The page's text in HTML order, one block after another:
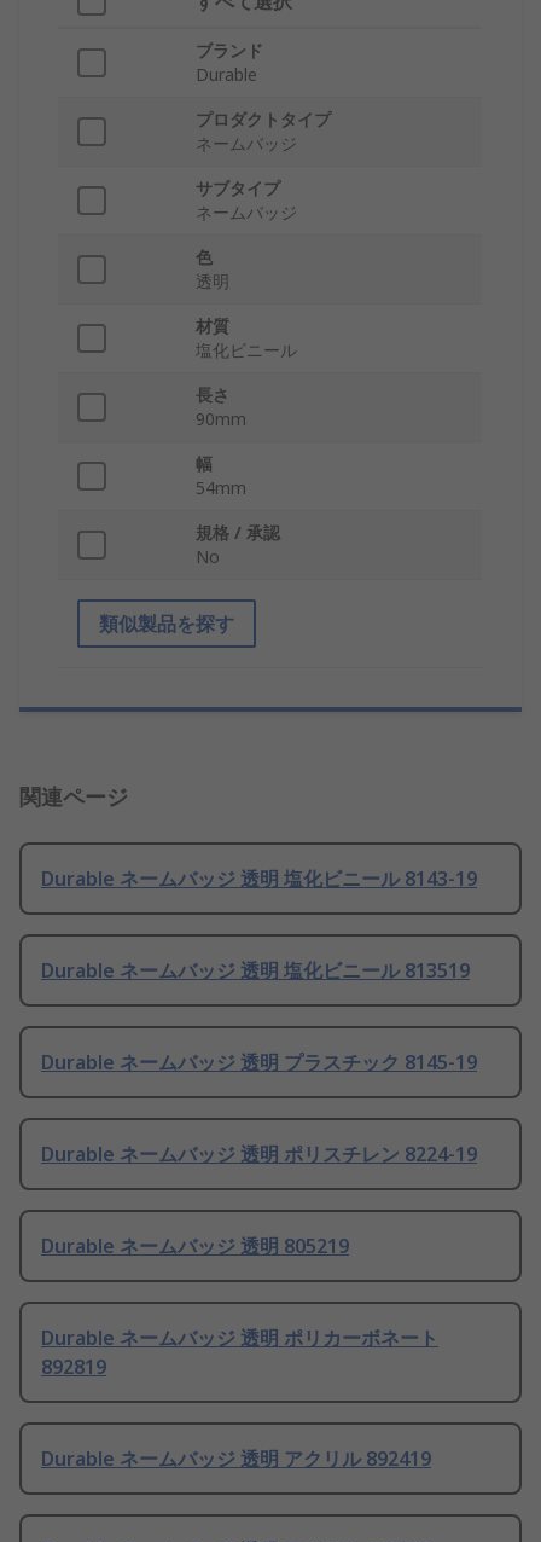
ブランド
Durable
プロダクトタイプ
ネームバッジ
サブタイプ
ネームバッジ
色
透明
材質
塩化ビニール
長さ
90mm
幅
54mm
規格 / 承認
No
類似製品を探す
関連ページ
Durable ネームバッジ 透明 塩化ビニール 8143-19
Durable ネームバッジ 透明 塩化ビニール 813519
Durable ネームバッジ 透明 プラスチック 8145-19
Durable ネームバッジ 透明 ポリスチレン 8224-19
Durable ネームバッジ 透明 805219
Durable ネームバッジ 透明 ポリカーボネート
892819
Durable ネームバッジ 透明 アクリル 892419